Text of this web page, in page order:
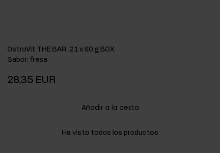
OstroVit THE BAR. 21 x 60 g BOX
Sabor: fresa
28,35 EUR
Añadir a la cesta
Ha visto todos los productos